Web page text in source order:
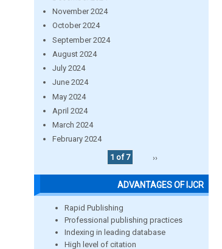
November 2024
October 2024
September 2024
August 2024
July 2024
June 2024
May 2024
April 2024
March 2024
February 2024
1 of 7
››
ADVANTAGES OF IJCR
Rapid Publishing
Professional publishing practices
Indexing in leading database
High level of citation